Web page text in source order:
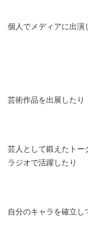
個人でメディアに出演
芸術作品を出展したり
芸人として鍛えたトー
ラジオで活躍したり
自分のキャラを確立し